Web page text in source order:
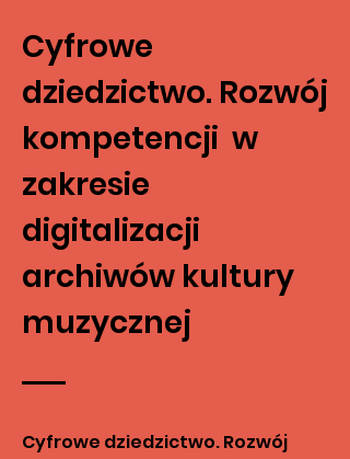
Cyfrowe
dziedzictwo. Rozwój
kompetencji w
zakresie
digitalizacji
archiwów kultury
muzycznej
Cyfrowe dziedzictwo. Rozwój